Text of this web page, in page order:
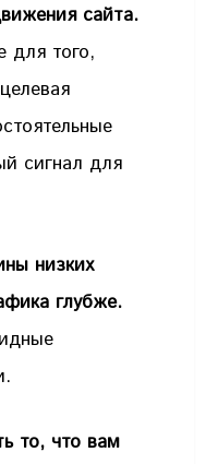
сайта.
для того,
сигнал для
низких
глубже.
то, что вам